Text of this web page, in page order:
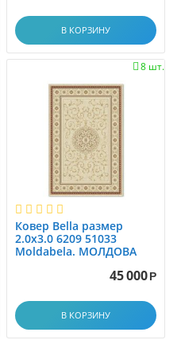
В КОРЗИНУ
8 шт.

Ковер Bella размер
2.0x3.0 6209 51033
Moldabela. МОЛДОВА
45 000 Р
В КОРЗИНУ